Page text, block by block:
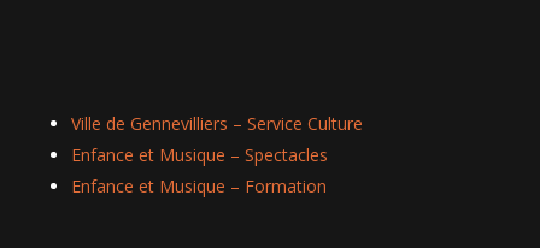
Ville de Gennevilliers – Service Culture
Enfance et Musique – Spectacles
Enfance et Musique – Formation